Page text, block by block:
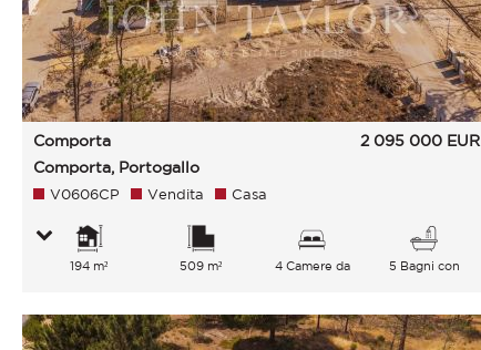
Comporta
Comporta, Portogallo
2 095 000 EUR
V0606CP Vendita Casa
194 m² 509 m²
4 Camere da
5 Bagni con